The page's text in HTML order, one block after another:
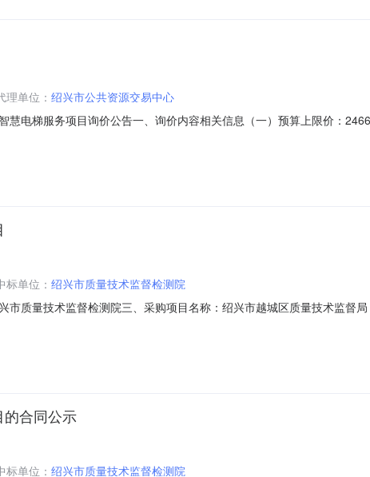
理单位： 绍兴市公共资源交易中心
电梯服务项目询价公告一、询价内容相关信息（一）预算上限价：
日除外）（二）地点：绍兴市区胜利西路1234号绍兴市第七人民医院
标单位： 绍兴市质量技术监督检测院
质量技术监督检测院三、采购项目名称：绍兴市越城区质量技术监督
不限400000.00400000付款方式、售后服务、违约责任详见合同附件
合同公示
标单位： 绍兴市质量技术监督检测院